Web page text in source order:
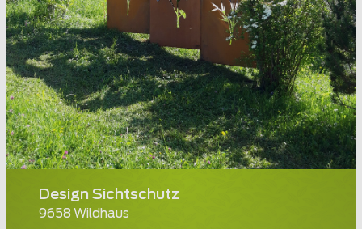
Design Sichtschutz
9658 Wildhaus